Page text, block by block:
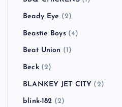
Beady Eye (2)
Beastie Boys(4)
Beat Union (1)
Beck(2)
BLANKEY JET CITY (2)
blink-182 (2)